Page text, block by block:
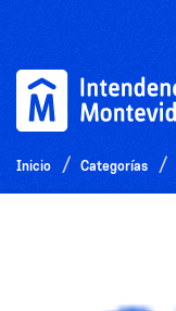
Inicio Categorías